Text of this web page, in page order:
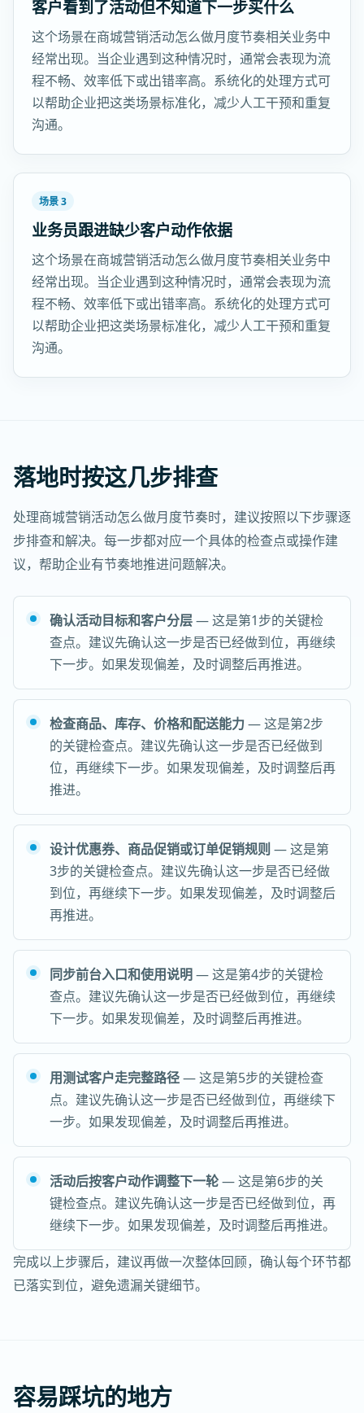
客户看到了活动但不知道下一步买什么
这个场景在商城营销活动怎么做月度节奏相关业务中
经常出现。当企业遇到这种情况时，通常会表现为流
程不畅、效率低下或出错率高。系统化的处理方式可
以帮助企业把这类场景标准化，减少人工干预和重复
沟通。
场景 3
业务员跟进缺少客户动作依据
这个场景在商城营销活动怎么做月度节奏相关业务中
经常出现。当企业遇到这种情况时，通常会表现为流
程不畅、效率低下或出错率高。系统化的处理方式可
以帮助企业把这类场景标准化，减少人工干预和重复
沟通。
落地时按这几步排查
处理商城营销活动怎么做月度节奏时，建议按照以下步骤逐
步排查和解决。每一步都对应一个具体的检查点或操作建
议，帮助企业有节奏地推进问题解决。
确认活动目标和客户分层— 这是第1步的关键检
查点。建议先确认这一步是否已经做到位，再继续
下一步。如果发现偏差，及时调整后再推进。
检查商品、库存、价格和配送能力— 这是第2步
的关键检查点。建议先确认这一步是否已经做到
位，再继续下一步。如果发现偏差，及时调整后再
推进。
设计优惠券、商品促销或订单促销规则 — 这是第
3步的关键检查点。建议先确认这一步是否已经做
到位，再继续下一步。如果发现偏差，及时调整后
再推进。
同步前台入口和使用说明— 这是第4步的关键检
查点。建议先确认这一步是否已经做到位，再继续
下一步。如果发现偏差，及时调整后再推进。
用测试客户走完整路径— 这是第5步的关键检查
点。建议先确认这一步是否已经做到位，再继续下
一步。如果发现偏差，及时调整后再推进。
活动后按客户动作调整下一轮— 这是第6步的关
键检查点。建议先确认这一步是否已经做到位，再
继续下一步。如果发现偏差，及时调整后再推进。
完成以上步骤后，建议再做一次整体回顾，确认每个环节都
已落实到位，避免遗漏关键细节。
容易踩坑的地方